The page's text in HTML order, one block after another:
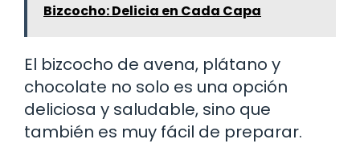
Bizcocho: Delicia en Cada Capa
El bizcocho de avena, plátano y
chocolate no solo es una opción
deliciosa y saludable, sino que
también es muy fácil de preparar.